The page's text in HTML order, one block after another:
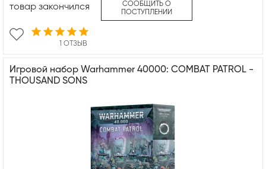
1 ОТЗЫВ
товар закончился
СООБЩИТЬ О
ПОСТУПЛЕНИИ
Игровой набор Warhammer 40000: COMBAT PATROL -
THOUSAND SONS